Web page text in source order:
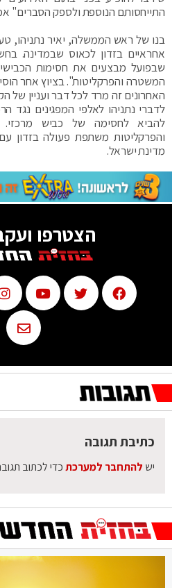
התייחסותם הנוספת ולספק הסברים"
בנו של ראש הממשלה, יאיר נתניהו,
אחראיים בזדון לכאוס שבמדינה.
שבפועל מבצעים את חסימות
המשטרה והפרקליטות". בציוץ אחר
האחרונים זה מרד לכל דבר ועניין
לדברי נתניהו לאלפי המפגינים נגד
להביא לחסימה של כביש
והפרקליטות משתפת פעולה בזדון
מדינת ישראל.
הצטרפו
כתיבת תגובה
יש להתחבר למערכתכדי לכתוב